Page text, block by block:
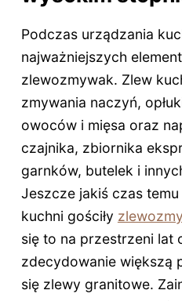
Podczas urządzania
najważniejszych
zlewozmywak. Zlew
zmywania naczyń,
owoców i mięsa oraz
czajnika, zbiornika
garnków, butelek i
Jeszcze jakiś czas
kuchni gościły
się to na przestrzeni lat
zdecydowanie większą
się zlewy granitowe.